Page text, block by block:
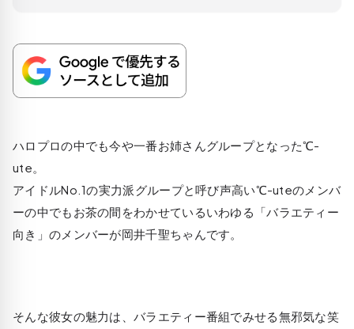
ハロプロの中でも今や一番お姉さんグループとなった℃-
ute。
アイドルNo.1の実力派グループと呼び声高い℃-uteのメンバ
ーの中でもお茶の間をわかせているいわゆる「バラエティー
向き」のメンバーが岡井千聖ちゃんです。
そんな彼女の魅力は、バラエティー番組でみせる無邪気な笑